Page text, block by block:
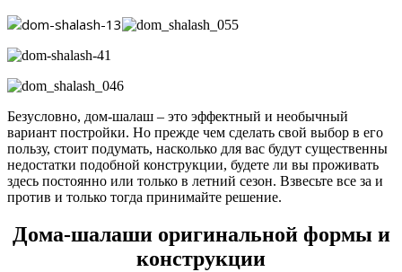
Безусловно, дом-шалаш – это эффектный и необычный
вариант постройки. Но прежде чем сделать свой выбор в его
пользу, стоит подумать, насколько для вас будут существенны
недостатки подобной конструкции, будете ли вы проживать
здесь постоянно или только в летний сезон. Взвесьте все за и
против и только тогда принимайте решение.
Дома-шалаши оригинальной формы и
конструкции